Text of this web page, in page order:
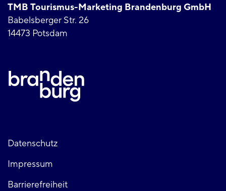
TMB Tourismus-Marketing Brandenburg GmbH
Babelsberger Str. 26
14473 Potsdam
Fußzeile
links
Datenschutz
Impressum
Barrierefreiheit